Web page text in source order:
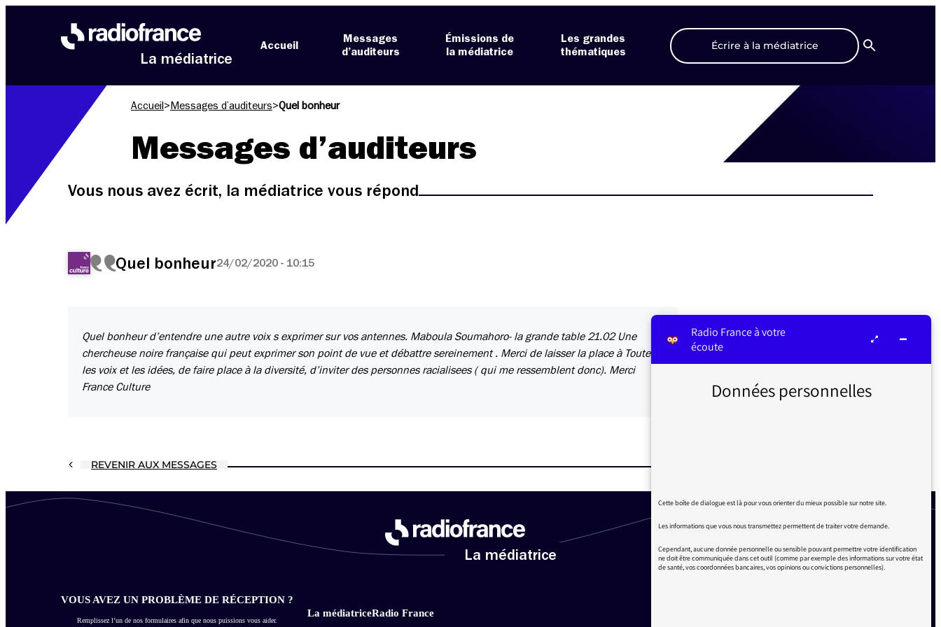
La médiatrice
Accueil
Messages
d’auditeurs
Émissions de
la médiatrice
Les grandes
thématiques
Écrire à la médiatrice
Recherche
Accueil > Messages d’auditeurs>Quel bonheur
Messages d’auditeurs
Vous nous avez écrit, la médiatrice vous répond
Quel bonheur24/02/2020 - 10:15
Quel bonheur d’entendre une autre voix s exprimer sur vos antennes. Maboula Soumahoro- la grande table 21.02 Une
chercheuse noire française qui peut exprimer son point de vue et débattre sereinement . Merci de laisser la place à Toutes
les voix et les idées, de faire place à la diversité, d’inviter des personnes racialisees ( qui me ressemblent donc). Merci
France Culture
REVENIR AUX MESSAGES
La médiatrice
VOUS AVEZ UN PROBLÈME DE RÉCEPTION ?
Remplissez l’un de nos formulaires afin que nous puissions vous aider.
La médiatriceRadio France
Radio France à votre
écoute
Données personnelles
Cette boîte de dialogue est là pour vous orienter du mieux possible sur notre site.
Les informations que vous nous transmettez permettent de traiter votre demande.
Cependant, aucune donnée personnelle ou sensible pouvant permettre votre identification
ne doit être communiquée dans cet outil (comme par exemple des informations sur votre état
de santé, vos coordonnées bancaires, vos opinions ou convictions personnelles).